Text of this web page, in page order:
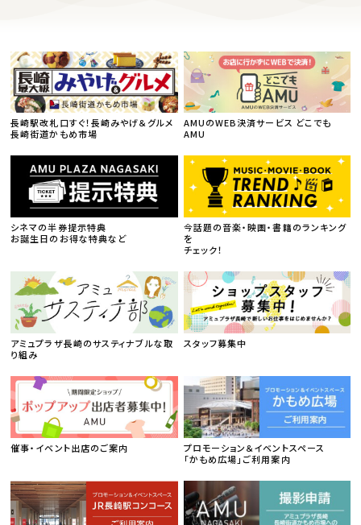
長崎駅改札口すぐ！長崎みやげ＆グルメ
長崎街道かもめ市場
AMUのWEB決済サービス どこでも
AMU
シネマの半券提示特典
お誕生日のお得な特典など
今話題の音楽・映画・書籍のランキング
を
チェック！
アミュプラザ長崎のサスティナブルな取
り組み
スタッフ募集中
催事・イベント出店のご案内
プロモーション＆イベントスペース
「かもめ広場」ご利用案内